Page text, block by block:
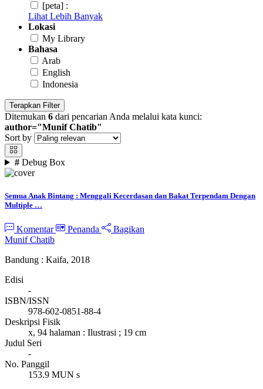
[peta] :
Lihat Lebih Banyak
Lokasi
My Library
Bahasa
Arab
English
Indonesia
Terapkan Filter
Ditemukan 6 dari pencarian Anda melalui kata kunci:
author="Munif Chatib"
Sort by
# Debug Box
Semua Anak Bintang : Menggali Kecerdasan dan Bakat Terpendam Dengan
Multiple …
Komentar Penanda
Bagikan
Munif Chatib
Bandung : Kaifa, 2018
Edisi
-
ISBN/ISSN
978-602-0851-88-4
Deskripsi Fisik
x, 94 halaman : Ilustrasi ; 19 cm
Judul Seri
-
No. Panggil
153.9 MUN s